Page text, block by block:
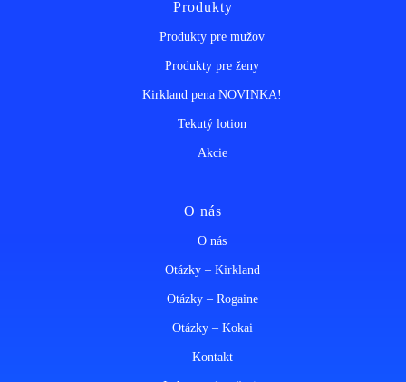
Produkty
Produkty pre mužov
Produkty pre ženy
Kirkland pena NOVINKA!
Tekutý lotion
Akcie
O nás
O nás
Otázky – Kirkland
Otázky – Rogaine
Otázky – Kokai
Kontakt